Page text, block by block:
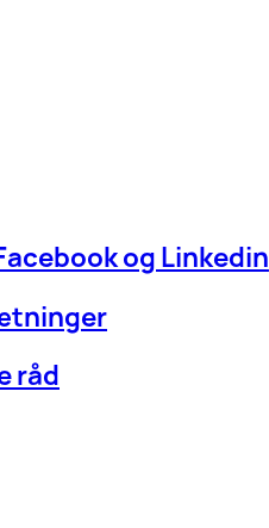
og Linkedin
råd